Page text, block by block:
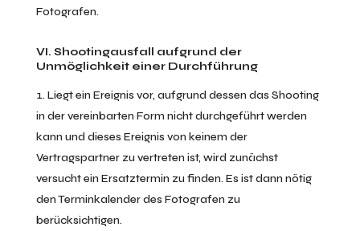
Fotografen.
VI. Shootingausfall aufgrund der
Unmöglichkeit einer Durchführung
Liegt ein Ereignis vor, aufgrund dessen das Shooting
in der vereinbarten Form nicht durchgeführt werden
kann und dieses Ereignis von keinem der
Vertragspartner zu vertreten ist, wird zunächst
versucht ein Ersatztermin zu finden. Es ist dann nötig
den Terminkalender des Fotografen zu
berücksichtigen.